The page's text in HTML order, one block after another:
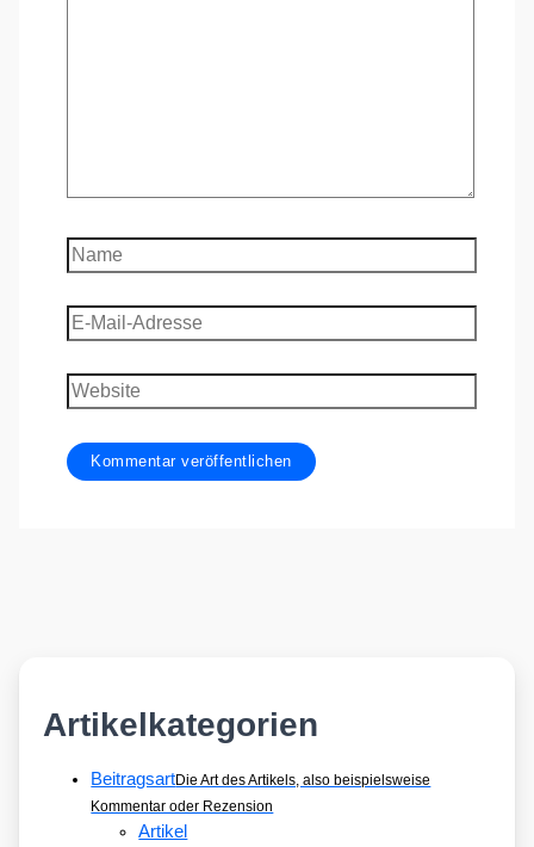
Name
E-
Mail-
Adresse
Website
Artikelkategorien
BeitragsartDie Art des Artikels, also beispielsweise
Kommentar oder Rezension
Artikel